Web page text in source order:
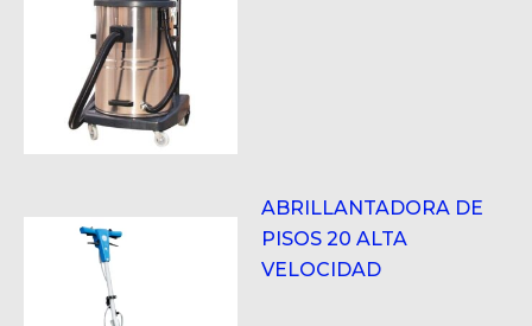
ABRILLANTADORA DE
PISOS 20 ALTA
VELOCIDAD